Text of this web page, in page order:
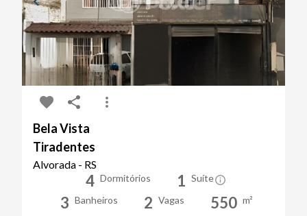
Bela Vista
Tiradentes
Alvorada - RS
4 Dormitórios 1 Suíte
3 Banheiros 2 Vagas 550 m²